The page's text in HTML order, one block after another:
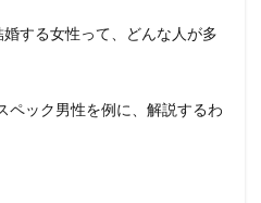
する女性って、どんな人が多
ペック男性を例に、解説するわ